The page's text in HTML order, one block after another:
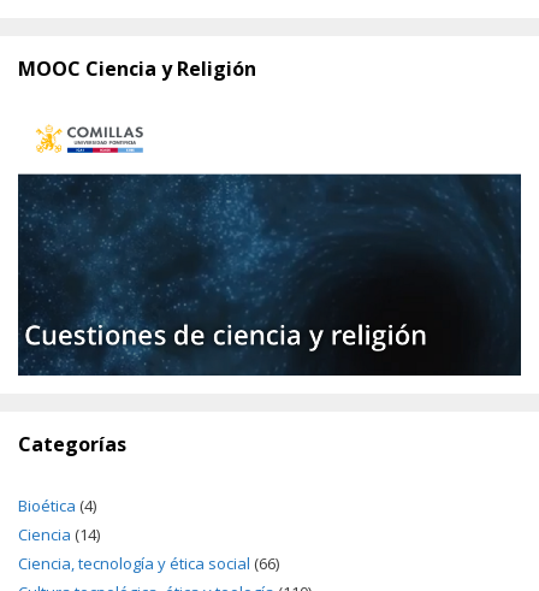
MOOC Ciencia y Religión
Categorías
Bioética (4)
Ciencia (14)
Ciencia, tecnología y ética social (66)